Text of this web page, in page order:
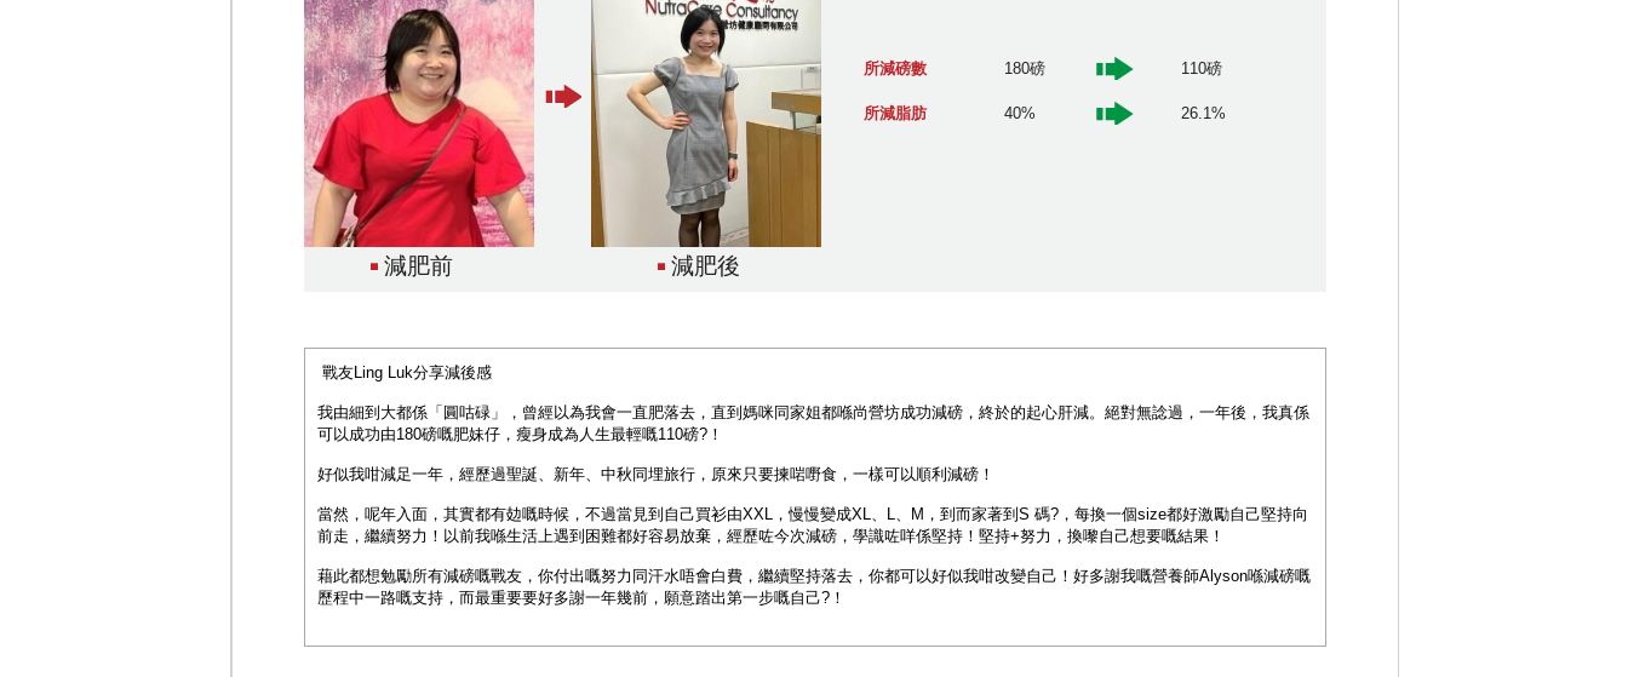
減肥前 減肥後
所減磅數 180磅 110磅
所減脂肪 40% 26.1%
戰友Ling Luk分享減後感
我由細到大都係「圓咕碌」，曾經以為我會一直肥落去，直到媽咪同家姐都喺尚營坊成功減磅，終於的起心肝減。絕對無諗過，一年後，我真係
可以成功由180磅嘅肥妹仔，瘦身成為人生最輕嘅110磅?！
好似我咁減足一年，經歷過聖誕、新年、中秋同埋旅行，原來只要揀啱嘢食，一樣可以順利減磅！
當然，呢年入面，其實都有攰嘅時候，不過當見到自己買衫由XXL，慢慢變成XL、L、M，到而家著到S 碼?，每換一個size都好激勵自己堅持向
前走，繼續努力！以前我喺生活上遇到困難都好容易放棄，經歷咗今次減磅，學識咗咩係堅持！堅持+努力，換嚟自己想要嘅結果！
藉此都想勉勵所有減磅嘅戰友，你付出嘅努力同汗水唔會白費，繼續堅持落去，你都可以好似我咁改變自己！好多謝我嘅營養師Alyson喺減磅嘅
歷程中一路嘅支持，而最重要要好多謝一年幾前，願意踏出第一步嘅自己?！